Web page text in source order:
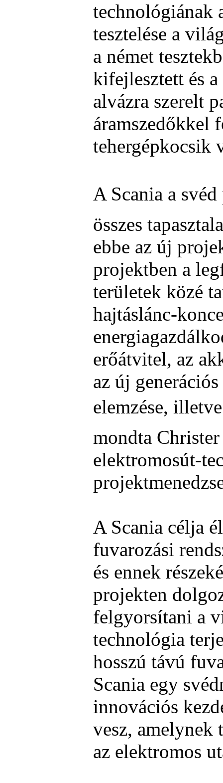
technológiának
tesztelése a
a német
kifejlesztett és
alvázra szerelt
áramszedőkkel
tehergépkocsik
A Scania a
összes
ebbe az új
projektben a
területek közé
hajtáslánc-
erőátvitel, az
az új
elemzése, illetve
mondta
elektromosút-
A Scania célja
fuvarozási
és ennek
projekten
felgyorsítani a
technológia
hosszú távú
Scania egy
innovációs
vesz, amelynek
az elektromos